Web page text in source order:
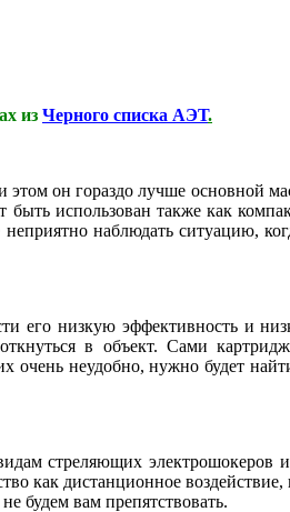
из Черного списка АЭТ.
он гораздо лучше основной
быть использован также как
наблюдать ситуацию,
его низкую эффективность и
в объект. Сами
очень неудобно, нужно будет
стреляющих
как дистанционное
будем вам препятствовать.